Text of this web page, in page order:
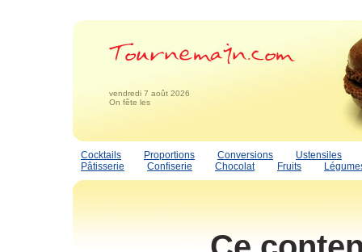
vendredi 7 août 2026
On fête les
Cocktails Proportions Conversions
Ustensiles
Pâtisserie
Confiserie Chocolat Fruits